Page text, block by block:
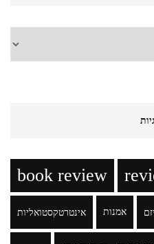
book review
אינטרטקסטואליות אמנות